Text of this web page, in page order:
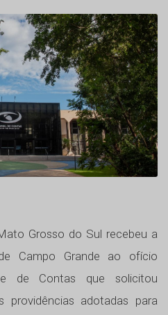
Grosso do Sul recebeu a
Campo Grande ao ofício
de Contas que solicitou
providências adotadas para